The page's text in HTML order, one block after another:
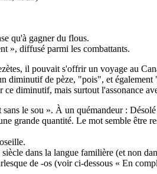
qu'à gagner du flous.
», diffusé parmi les combattants.
il pouvait s'offrir un voyage au
diminutif de pèze, "pois", et
diminutif, mais surtout l'assonance
le sou ». À un quémandeur :
grande quantité. Le mot semble être
dans la langue familière (et non
de -os (voir ci-dessous « En